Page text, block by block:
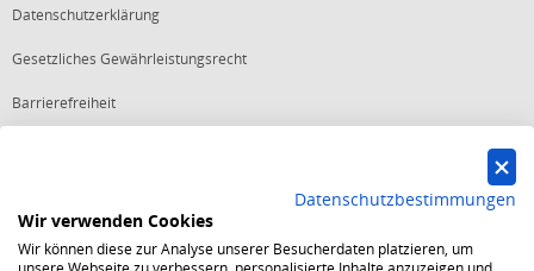
Datenschutzerklärung
Gesetzliches Gewährleistungsrecht
Barrierefreiheit
Starker Service
Shops mit dem Excellent Shop Award stehen seit mehr als 5,
Datenschutzbestimmungen
Wir verwenden Cookies
Wir können diese zur Analyse unserer Besucherdaten platzieren, um